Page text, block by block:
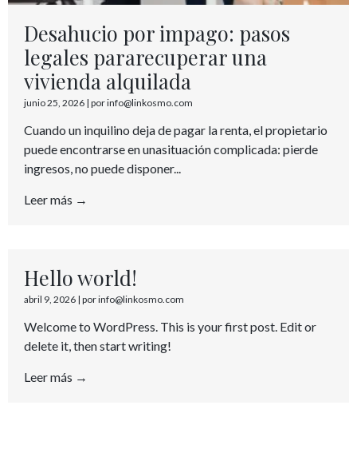
Desahucio por impago: pasos
legales pararecuperar una
vivienda alquilada
junio 25, 2026 | por info@linkosmo.com
Cuando un inquilino deja de pagar la renta, el propietario
puede encontrarse en unasituación complicada: pierde
ingresos, no puede disponer...
Leer más →
Hello world!
abril 9, 2026 | por info@linkosmo.com
Welcome to WordPress. This is your first post. Edit or
delete it, then start writing!
Leer más →